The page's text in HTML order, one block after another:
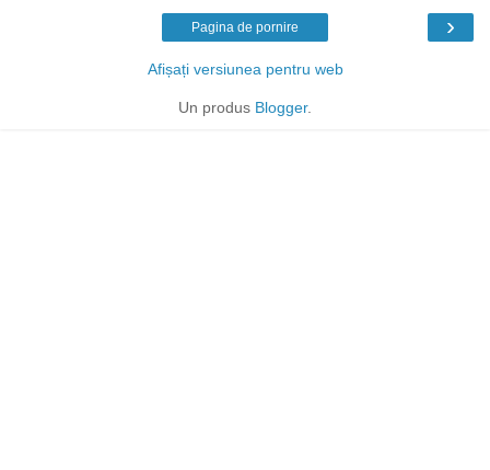
›
Pagina de pornire
Afișați versiunea pentru web
Un produs Blogger.